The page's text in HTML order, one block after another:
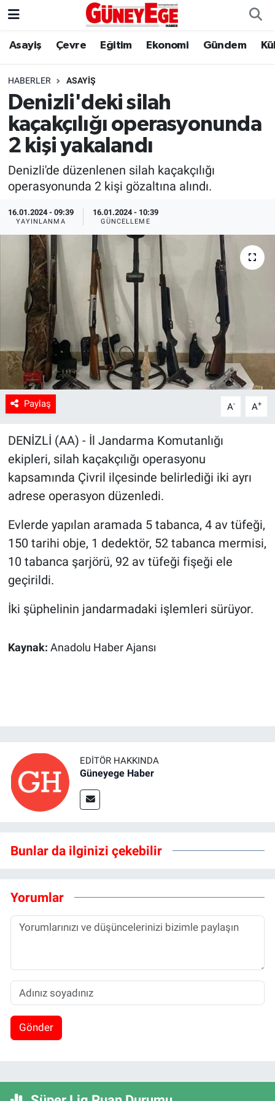
Asayiş Çevre Eğitim Ekonomi Gündem
HABERLER ASAYIŞ
Denizli'deki silah
kaçakçılığı operasyonunda
2 kişi yakalandı
Denizli'de düzenlenen silah kaçakçılığı
operasyonunda 2 kişi gözaltına alındı.
16.01.2024 - 09:39
YAYINLANMA
16.01.2024 - 10:39
GÜNCELLEME
Paylaş A- A+
DENİZLİ (AA) - İl Jandarma Komutanlığı
ekipleri, silah kaçakçılığı operasyonu
kapsamında Çivril ilçesinde belirlediği iki ayrı
adrese operasyon düzenledi.
Evlerde yapılan aramada 5 tabanca, 4 av tüfeği,
150 tarihi obje, 1 dedektör, 52 tabanca mermisi,
10 tabanca şarjörü, 92 av tüfeği fişeği ele
geçirildi.
İki şüphelinin jandarmadaki işlemleri sürüyor.
Kaynak: Anadolu Haber Ajansı
EDITÖR HAKKINDA
Güneyege Haber
Bunlar da ilginizi çekebilir
Yorumlar
Gönder
Asayiş
Çevre
Eğitim
Ekonomi
Gündem
Magazin
Politika
Sağlık
Spor
Yaşam
Tarım
İstanbul Hava Durumu
İstanbul Trafik Yoğunluk Haritası
Süper Lig Puan Durumu ve Fikstür
Tüm Manşetler
Son Dakika Haberleri